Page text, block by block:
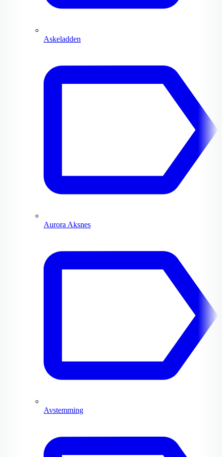
Askeladden
Aurora Aksnes
Avstemming